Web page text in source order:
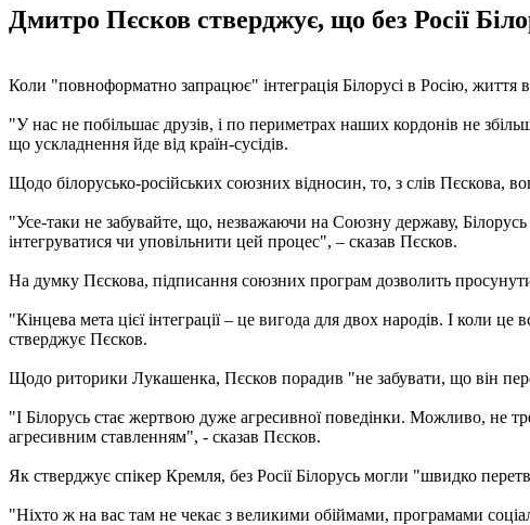
Дмитро Пєсков стверджує, що без Росії
Коли "повноформатно запрацює" інтеграція Білорусі в Росію,
"У нас не побільшає друзів, і по периметрах наших кордонів не
що ускладнення йде від країн-сусідів.
Щодо білорусько-російських союзних відносин, то, з слів Пєскова,
"Усе-таки не забувайте, що, незважаючи на Союзну державу,
інтегруватися чи уповільнити цей процес", – сказав Пєсков.
На думку Пєскова, підписання союзних програм дозволить
"Кінцева мета цієї інтеграції – це вигода для двох народів. І
стверджує Пєсков.
Щодо риторики Лукашенка, Пєсков порадив "не забувати, що він
"І Білорусь стає жертвою дуже агресивної поведінки. Можливо, не
агресивним ставленням", - сказав Пєсков.
Як стверджує спікер Кремля, без Росії Білорусь могли "швидко
"Ніхто ж на вас там не чекає з великими обіймами, програмами